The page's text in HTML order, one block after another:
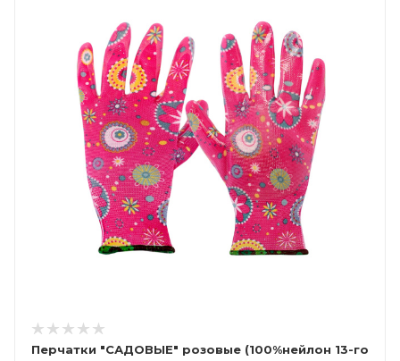
Перчатки "САДОВЫЕ" розовые (100%нейлон 13-го